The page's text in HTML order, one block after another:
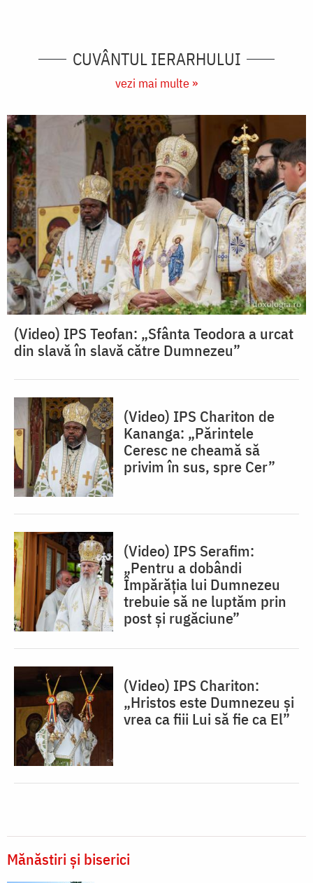
CUVÂNTUL IERARHULUI
vezi mai multe »
(Video) IPS Teofan: „Sfânta Teodora a urcat
din slavă în slavă către Dumnezeu”
(Video) IPS Chariton de
Kananga: „Părintele
Ceresc ne cheamă să
privim în sus, spre Cer”
(Video) IPS Serafim:
„Pentru a dobândi
Împărăția lui Dumnezeu
trebuie să ne luptăm prin
post și rugăciune”
(Video) IPS Chariton:
„Hristos este Dumnezeu și
vrea ca fiii Lui să fie ca El”
Mănăstiri și biserici